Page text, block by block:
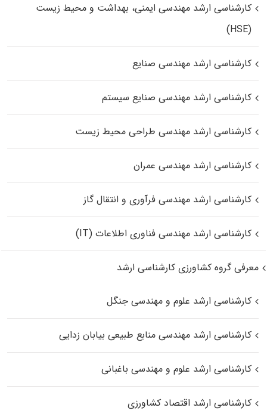
کارشناسی ارشد مهندسی ایمنی، بهداشت و محیط زیست
(HSE)
کارشناسی ارشد مهندسی صنایع
کارشناسی ارشد مهندسی صنایع سیستم
کارشناسی ارشد مهندسی طراحی محیط زیست
کارشناسی ارشد مهندسی عمران
کارشناسی ارشد مهندسی فرآوری و انتقال گاز
کارشناسی ارشد مهندسی فناوری اطلاعات (IT)
معرفی گروه کشاورزی کارشناسی ارشد
کارشناسی ارشد علوم و مهندسی جنگل
کارشناسی ارشد مهندسی منابع طبیعی بیابان زدایی
کارشناسی ارشد علوم و مهندسی باغبانی
کارشناسی ارشد اقتصاد کشاورزی